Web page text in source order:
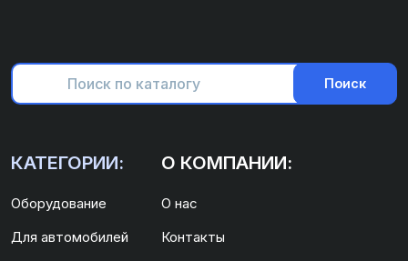
Поиск
КАТЕГОРИИ:
Оборудование
Для автомобилей
О КОМПАНИИ:
О нас
Контакты